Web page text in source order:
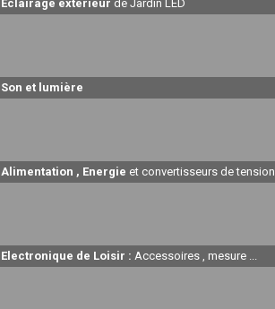
Eclairage extérieur de Jardin LED
Son et lumière
Alimentation , Energie et convertisseurs de tension
Electronique de Loisir :Accessoires , mesure ...